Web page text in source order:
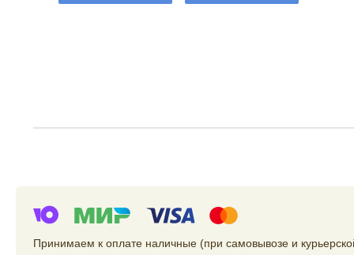
Принимаем к оплате наличные (при самовывозе и